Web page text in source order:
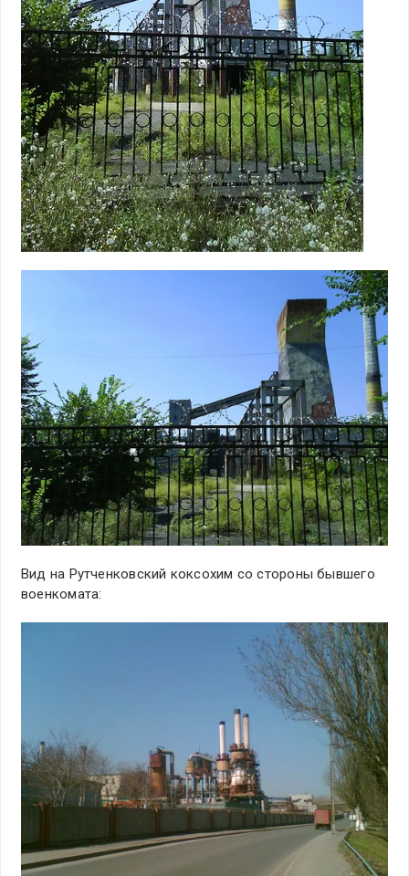
Вид на Рутченковский коксохим со стороны бывшего
военкомата: